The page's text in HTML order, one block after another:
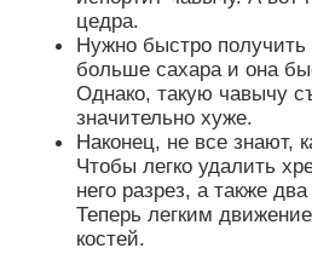
цедра.
Нужно быстро
больше сахара и она
Однако, такую чавычу
значительно хуже.
Наконец, не все знают,
Чтобы легко удалить
него разрез, а также
Теперь легким
костей.